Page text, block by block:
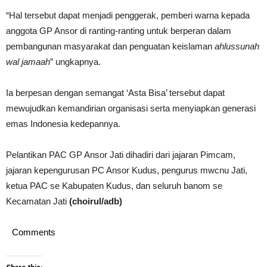
“Hal tersebut dapat menjadi penggerak, pemberi warna kepada
anggota GP Ansor di ranting-ranting untuk berperan dalam
pembangunan masyarakat dan penguatan keislaman ahlussunah
wal jamaah” ungkapnya.
Ia berpesan dengan semangat ‘Asta Bisa’ tersebut dapat
mewujudkan kemandirian organisasi serta menyiapkan generasi
emas Indonesia kedepannya.
Pelantikan PAC GP Ansor Jati dihadiri dari jajaran Pimcam,
jajaran kepengurusan PC Ansor Kudus, pengurus mwcnu Jati,
ketua PAC se Kabupaten Kudus, dan seluruh banom se
Kecamatan Jati (choirul/adb)
Comments